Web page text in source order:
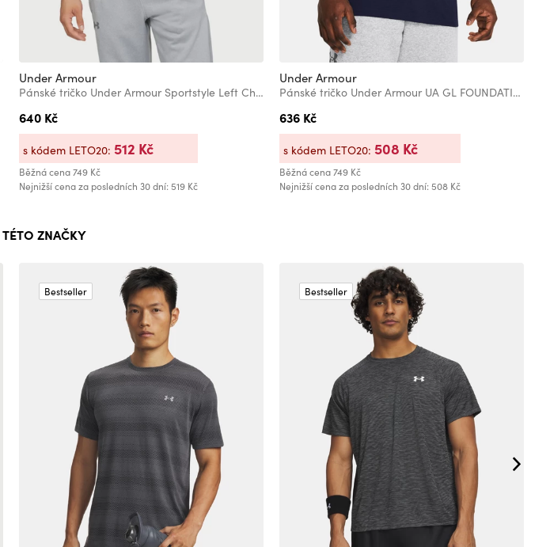
Under Armour
Pánské tričko Under Armour Sportstyle Left Chest Ss
640 Kč
Běžná cena749 Kč
Nejnižší cena za posledních 30 dní: 519 Kč
s kódem LETO20: 512 Kč
Under Armour
Pánské tričko Under Armour UA GL FOUNDATION UPDATE SS
636 Kč
Běžná cena749 Kč
Nejnižší cena za posledních 30 dní: 508 Kč
s kódem LETO20: 508 Kč
ZNAČKY
Bestseller Bestseller